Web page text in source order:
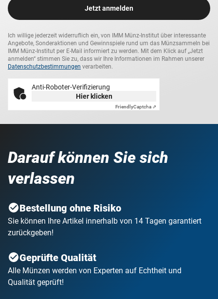
bringen, wo es gepflegt werden kann.
10,00 g
Lieferzeit 1-2 Wochen
Jetzt anmelden
Ich willige jederzeit widerruflich ein, von IMM Münz-Institut über interessante
Angebote, Sonderaktionen und Gewinnspiele rund um das Münzsammeln bei
IMM Münz-Institut per E-Mail informiert zu werden. Mit dem Klick auf „Jetzt
anmelden“ stimmen Sie zu, dass wir Ihre Informationen im Rahmen unserer
Datenschutzbestimmungen verarbeiten.
Anti-Roboter-Verifizierung
Hier klicken
FriendlyCaptcha ⇗
Darauf können Sie sich
verlassen
Bestellung ohne Risiko
Sie können Ihre Artikel innerhalb von 14 Tagen garantiert
zurückgeben!
Geprüfte Qualität
Alle Münzen werden von Experten auf Echtheit und
Qualität geprüft!